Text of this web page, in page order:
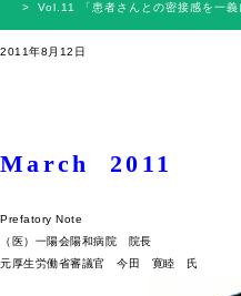
Vol.11 「患者さんとの密接感を一
2011年8月12日
March 2011
Prefatory Note
（医）一陽会陽和病院 院長
元厚生労働省審議官 今田 寛睦 氏